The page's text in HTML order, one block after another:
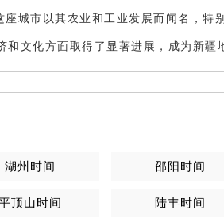
城市以其农业和工业发展而闻名，特
文化方面取得了显著进展，成为新疆
湖州时间 邵阳时间
顶山时间 陆丰时间